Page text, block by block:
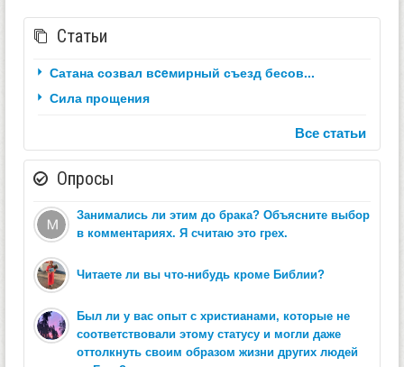
Статьи
Сатана созвал вceмирный съезд бесов...
Сила прощения
Все статьи
Опросы
Занимались ли этим до брака? Объясните выбор
в комментариях. Я считаю это грех.
Читаете ли вы что-нибудь кроме Библии?
Был ли у вас опыт с христианами, которые не
соответствовали этому статусу и могли даже
оттолкнуть своим образом жизни других людей